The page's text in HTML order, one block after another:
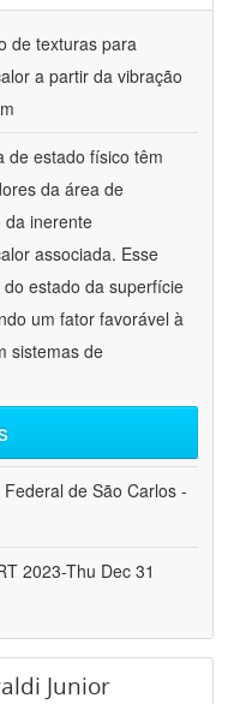
de texturas para
a partir da vibração
de estado físico têm
da área de
da inerente
associada. Esse
estado da superfície
um fator favorável à
sistemas de
de São Carlos -
2023-Thu Dec 31
Junior